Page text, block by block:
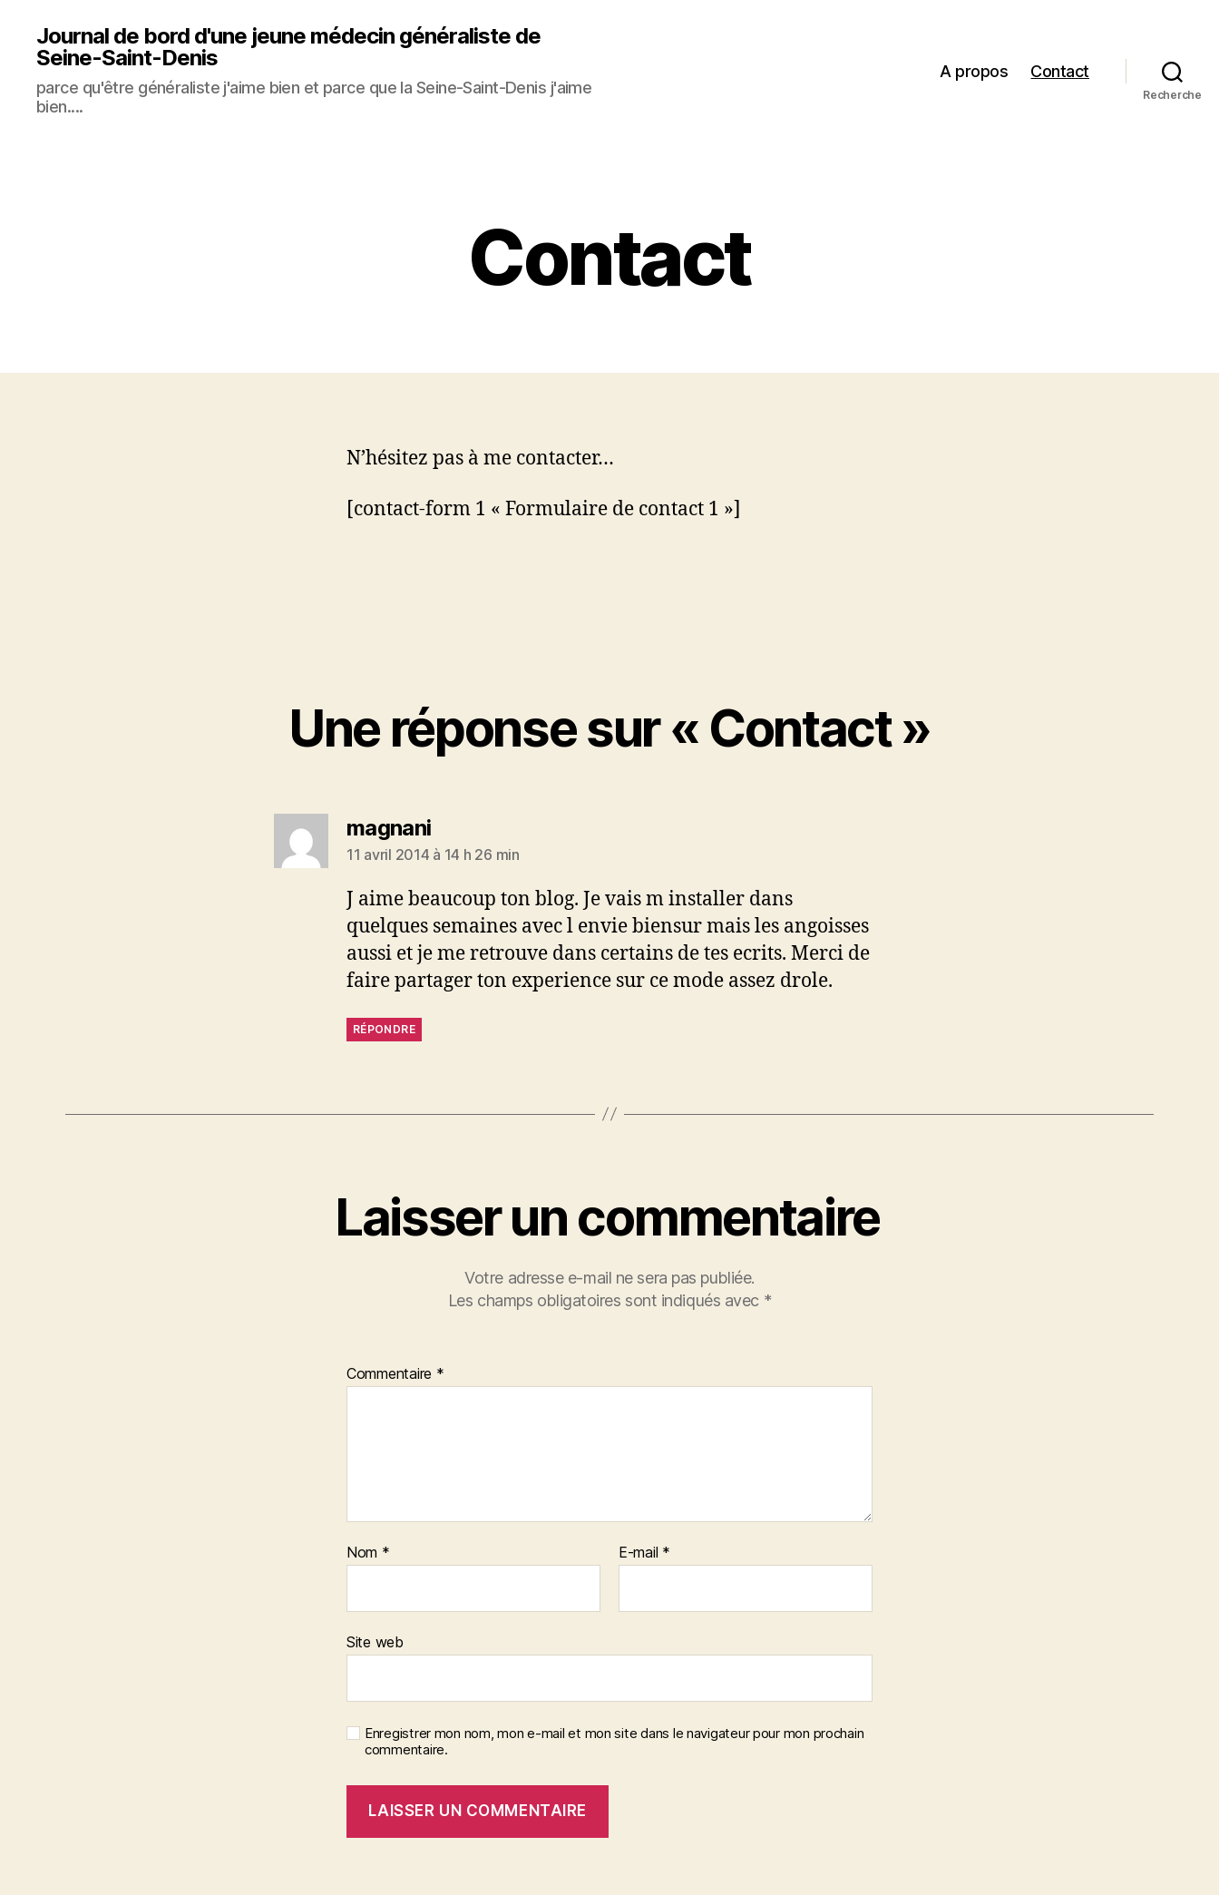
Journal de bord d'une jeune médecin généraliste de
Seine-Saint-Denis
parce qu'être généraliste j'aime bien et parce que la Seine-Saint-Denis j'aime
bien....
A propos Contact
Recherche
Contact
N’hésitez pas à me contacter…
[contact-form 1 « Formulaire de contact 1 »]
Une réponse sur « Contact »
magnanidit :
11 avril 2014 à 14 h 26 min
J aime beaucoup ton blog. Je vais m installer dans
quelques semaines avec l envie biensur mais les angoisses
aussi et je me retrouve dans certains de tes ecrits. Merci de
faire partager ton experience sur ce mode assez drole.
RÉPONDRE
Laisser un commentaire
Votre adresse e-mail ne sera pas publiée.
Les champs obligatoires sont indiqués avec *
Commentaire *
Nom * E-mail *
Site web
Enregistrer mon nom, mon e-mail et mon site dans le navigateur pour mon prochain
commentaire.